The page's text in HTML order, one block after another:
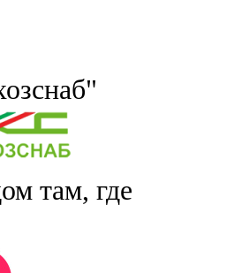
там, где